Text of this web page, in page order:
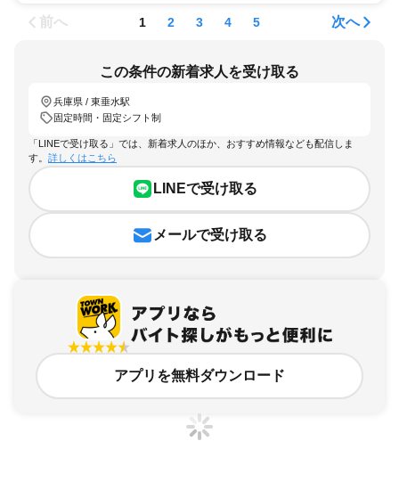
前へ 1 2 3 4 5 次へ
この条件の新着求人を受け取る
兵庫県 / 東垂水駅
固定時間・固定シフト制
「LINEで受け取る」では、新着求人のほか、おすすめ情報なども配信しま
す。 詳しくはこちら
LINEで受け取る
メールで受け取る
アプリを無料ダウンロード